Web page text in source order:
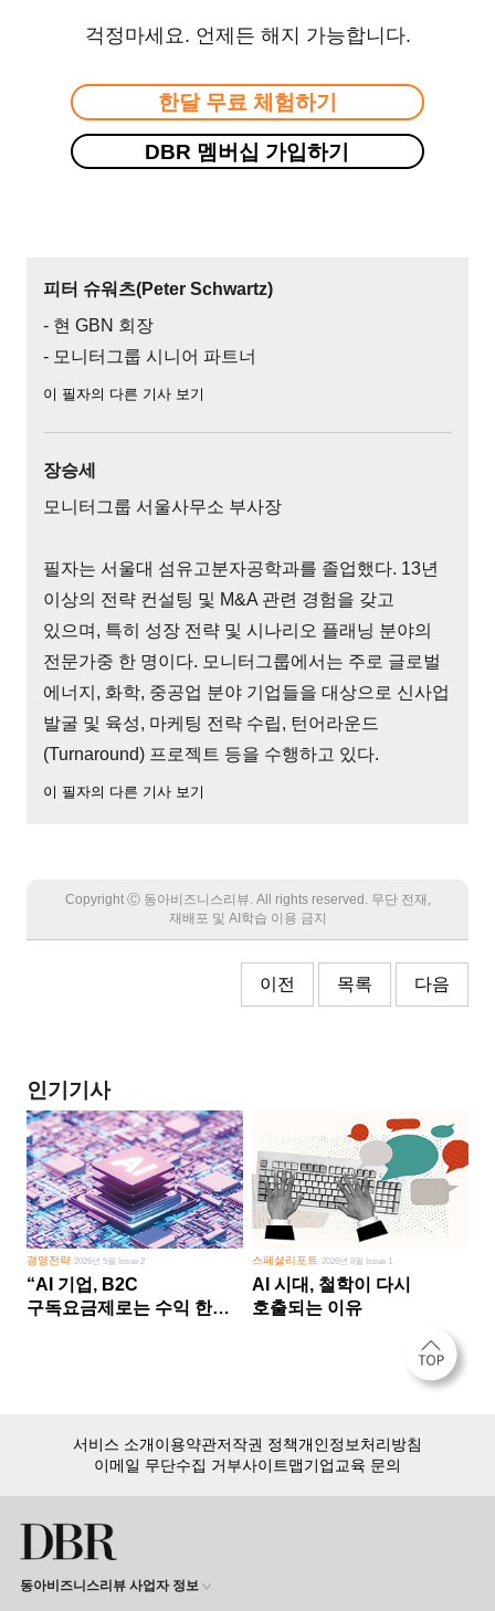
걱정마세요. 언제든 해지 가능합니다.
한달 무료 체험하기
DBR 멤버십 가입하기
피터 슈워츠(Peter Schwartz)
- 현 GBN 회장
- 모니터그룹 시니어 파트너
이 필자의 다른 기사 보기
장승세
모니터그룹 서울사무소 부사장
필자는 서울대 섬유고분자공학과를 졸업했다. 13년
이상의 전략 컨설팅 및 M&A 관련 경험을 갖고
있으며, 특히 성장 전략 및 시나리오 플래닝 분야의
전문가중 한 명이다. 모니터그룹에서는 주로 글로벌
에너지, 화학, 중공업 분야 기업들을 대상으로 신사업
발굴 및 육성, 마케팅 전략 수립, 턴어라운드
(Turnaround) 프로젝트 등을 수행하고 있다.
이 필자의 다른 기사 보기
Copyright Ⓒ 동아비즈니스리뷰. All rights reserved. 무단 전재,
재배포 및 AI학습 이용 금지
이전 목록 다음
인기기사
경영전략2026년 5월 Issue 2
“AI 기업, B2C
구독요금제로는 수익 한계
스페셜리포트 2026년 8월 Issue 1
AI 시대, 철학이 다시
호출되는 이유
서비스 소개이용약관저작권 정책개인정보처리방침
이메일 무단수집 거부사이트맵기업교육 문의
동아비즈니스리뷰 사업자 정보